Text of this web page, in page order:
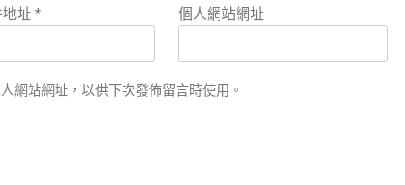
址 * 個人網站網址
網站網址，以供下次發佈留言時使用。